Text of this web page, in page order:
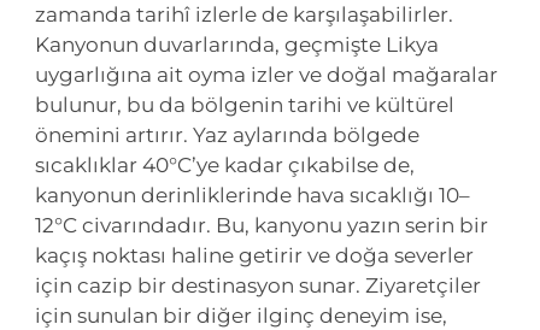
zamanda tarihî izlerle de karşılaşabilirler.
Kanyonun duvarlarında, geçmişte Likya
uygarlığına ait oyma izler ve doğal mağaralar
bulunur, bu da bölgenin tarihi ve kültürel
önemini artırır. Yaz aylarında bölgede
sıcaklıklar 40°C’ye kadar çıkabilse de,
kanyonun derinliklerinde hava sıcaklığı 10–
12°C civarındadır. Bu, kanyonu yazın serin bir
kaçış noktası haline getirir ve doğa severler
için cazip bir destinasyon sunar. Ziyaretçiler
için sunulan bir diğer ilginç deneyim ise,